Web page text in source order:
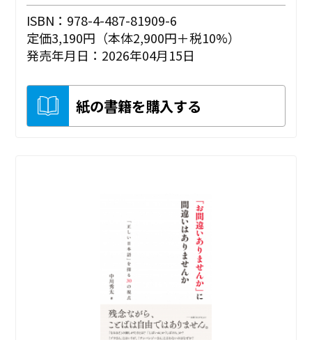
ISBN：978-4-487-81909-6
定価3,190円（本体2,900円＋税10%）
発売年月日：2026年04月15日
紙の書籍を購入する